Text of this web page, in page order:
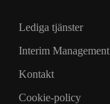
Lediga tjänster
Interim Management
Kontakt
Cookie-policy